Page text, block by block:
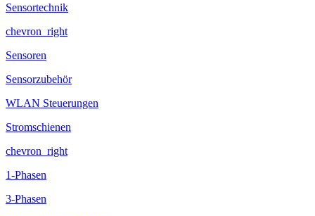
Sensortechnik
chevron_right
Sensoren
Sensorzubehör
WLAN Steuerungen
Stromschienen
chevron_right
1-Phasen
3-Phasen